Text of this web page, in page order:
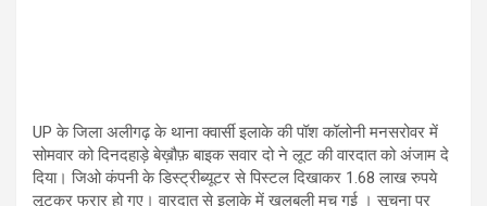
UP के जिला अलीगढ़ के थाना क्वार्सी इलाके की पॉश कॉलोनी मनसरोवर में
सोमवार को दिनदहाड़े बेख़ौफ़ बाइक सवार दो ने लूट की वारदात को अंजाम दे
दिया। जिओ कंपनी के डिस्ट्रीब्यूटर से पिस्टल दिखाकर 1.68 लाख रुपये
लूटकर फरार हो गए। वारदात से इलाके में खलबली मच गई । सूचना पर